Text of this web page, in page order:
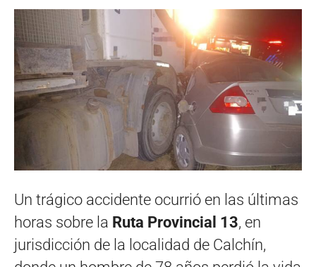
Un trágico accidente ocurrió en las últimas
horas sobre la Ruta Provincial 13, en
jurisdicción de la localidad de Calchín,